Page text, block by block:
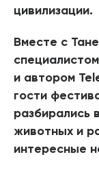
цивилизации.
Вместе с
и автором
гости
разбирались
животных и
интересные